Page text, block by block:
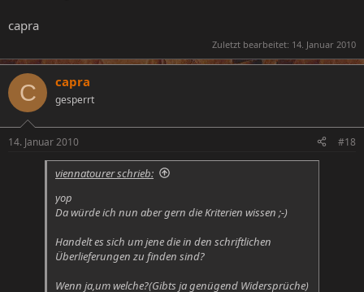
capra
Zuletzt bearbeitet: 14. Januar 2010
C capra
gesperrt
14. Januar 2010 #18
viennatourer schrieb:
yop
Da würde ich nun aber gern die Kriterien wissen ;-)
Handelt es sich um jene die in den schriftlichen
Überlieferungen zu finden sind?
Wenn ja,um welche?(Gibts ja genügend Widersprüche)